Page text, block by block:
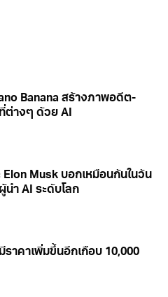
Banana สร้างภาพอดีต-
ต่างๆ ด้วย AI
Musk บอกเหมือนกันในวัน
นำ AI ระดับโลก
ราคาเพิ่มขึ้นอีกเกือบ 10,000